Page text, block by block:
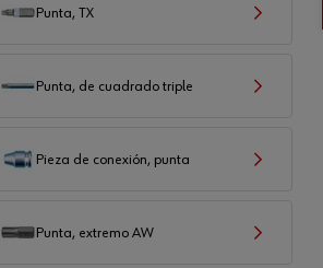
Punta, TX
Punta, de cuadrado triple
Pieza de conexión, punta
Punta, extremo AW